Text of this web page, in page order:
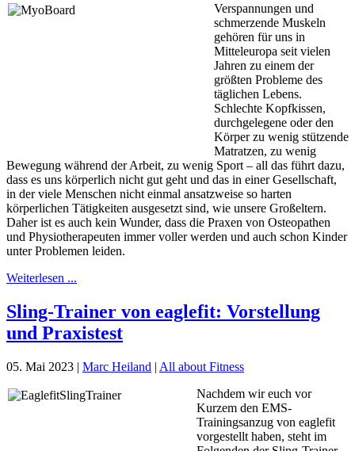
Verspannungen und
schmerzende Muskeln
gehören für uns in
Mitteleuropa seit vielen
Jahren zu einem der
größten Probleme des
täglichen Lebens.
Schlechte Kopfkissen,
durchgelegene oder den
Körper zu wenig stützende
Matratzen, zu wenig
Bewegung während der Arbeit, zu wenig Sport – all das führt dazu,
dass es uns körperlich nicht gut geht und das in einer Gesellschaft,
in der viele Menschen nicht einmal ansatzweise so harten
körperlichen Tätigkeiten ausgesetzt sind, wie unsere Großeltern.
Daher ist es auch kein Wunder, dass die Praxen von Osteopathen
und Physiotherapeuten immer voller werden und auch schon Kinder
unter Problemen leiden.
Weiterlesen ...
Sling-Trainer von eaglefit: Vorstellung
und Praxistest
05. Mai 2023 | Marc Heiland | All about Fitness
Nachdem wir euch vor
Kurzem den EMS-
Trainingsanzug von eaglefit
vorgestellt haben, steht im